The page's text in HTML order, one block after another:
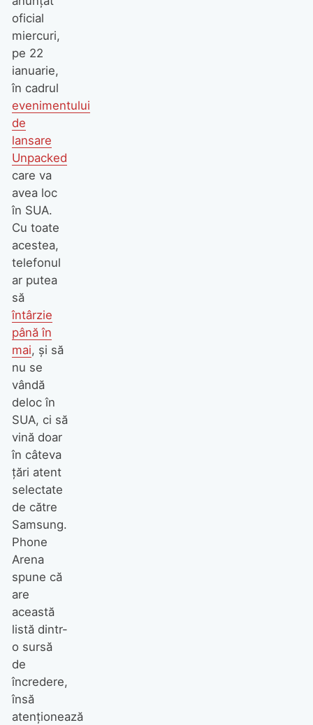
oficial
miercuri,
pe 22
ianuarie,
în cadrul
evenimentului
de
lansare
Unpacked
care va
avea loc
în SUA.
Cu toate
acestea,
telefonul
ar putea
să
întârzie
până în
mai, și să
nu se
vândă
deloc în
SUA, ci să
vină doar
în câteva
țări atent
selectate
de către
Samsung.
Phone
Arena
spune că
are
această
listă dintr-
o sursă
de
încredere,
însă
atenționează